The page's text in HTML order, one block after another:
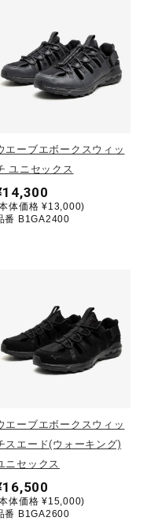
エーブエボークスウィッ
ユニセックス
体価格 ¥13,000)
番 B1GA2400
エーブエボークスウィッ
スエード(ウォーキング)
ニセックス
体価格 ¥15,000)
番 B1GA2600